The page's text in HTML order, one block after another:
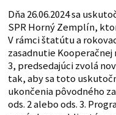
Dňa 26.06.2024 sa
SPR Horný Zemplín,
V rámci štatútu a
zasadnutie Kooperačnej
3, predsedajúci zvolá
tak, aby sa toto
ukončenia pôvodného
ods. 2 alebo ods. 3.